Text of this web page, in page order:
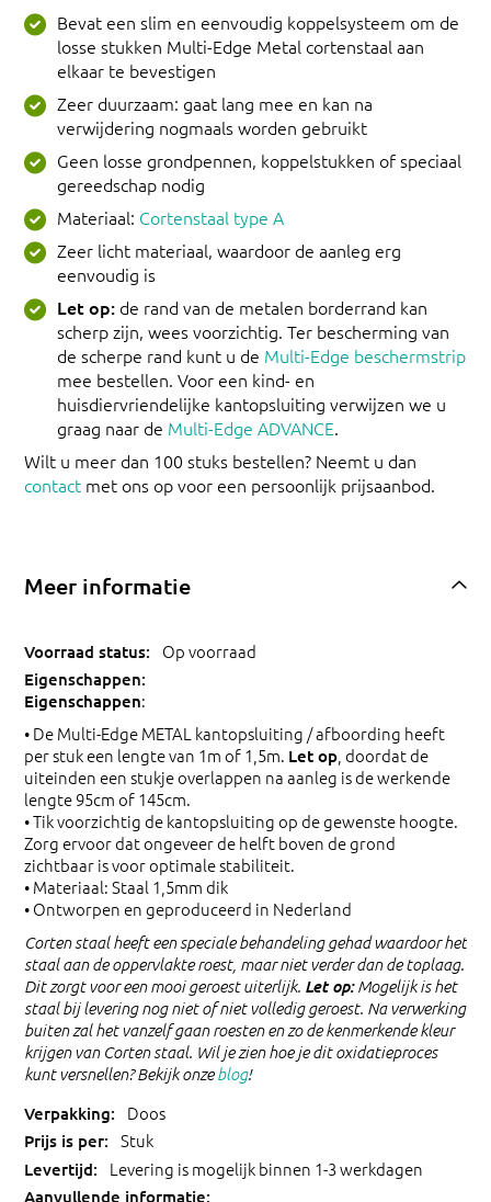
Bevat een slim en eenvoudig koppelsysteem om de
losse stukken Multi-Edge Metal cortenstaal aan
elkaar te bevestigen
Zeer duurzaam: gaat lang mee en kan na
verwijdering nogmaals worden gebruikt
Geen losse grondpennen, koppelstukken of speciaal
gereedschap nodig
Materiaal: Cortenstaal type A
Zeer licht materiaal, waardoor de aanleg erg
eenvoudig is
Let op: de rand van de metalen borderrand kan
scherp zijn, wees voorzichtig. Ter bescherming van
de scherpe rand kunt u de Multi-Edge beschermstrip
mee bestellen. Voor een kind- en
huisdiervriendelijke kantopsluiting verwijzen we u
graag naar de Multi-Edge ADVANCE.
Wilt u meer dan 100 stuks bestellen? Neemt u dan
contact met ons op voor een persoonlijk prijsaanbod.
Meer informatie
Op voorraad
Eigenschappen:
• De Multi-Edge METAL kantopsluiting / afboording heeft
per stuk een lengte van 1m of 1,5m. Let op , doordat de
uiteinden een stukje overlappen na aanleg is de werkende
lengte 95cm of 145cm.
• Tik voorzichtig de kantopsluiting op de gewenste hoogte.
Zorg ervoor dat ongeveer de helft boven de grond
zichtbaar is voor optimale stabiliteit.
• Materiaal: Staal 1,5mm dik
• Ontworpen en geproduceerd in Nederland
Corten staal heeft een speciale behandeling gehad waardoor het
staal aan de oppervlakte roest, maar niet verder dan de toplaag.
Dit zorgt voor een mooi geroest uiterlijk. Let op:Mogelijk is het
staal bij levering nog niet of niet volledig geroest. Na verwerking
buiten zal het vanzelf gaan roesten en zo de kenmerkende kleur
krijgen van Corten staal. Wil je zien hoe je dit oxidatieproces
kunt versnellen? Bekijk onzeblog!
Doos
Stuk
Levering is mogelijk binnen 1-3 werkdagen